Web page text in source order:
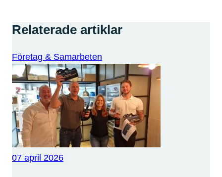
Relaterade artiklar
Företag & Samarbeten
07 april 2026